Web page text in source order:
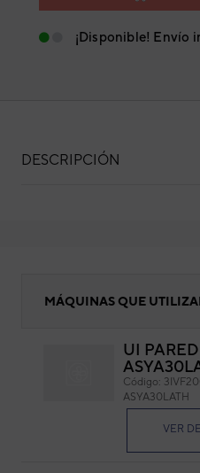
¡Disponible! Envío
DESCRIPCIÓN
MÁQUINAS QUE
UI
Código:
ASYA30LATH
VER